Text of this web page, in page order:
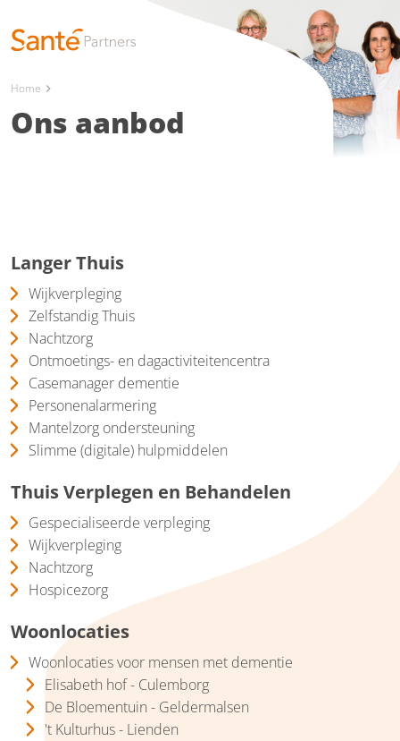
Home chevron_right
Ons aanbod
Langer Thuis
Wijkverpleging
Zelfstandig Thuis
Nachtzorg
Ontmoetings- en dagactiviteitencentra
Casemanager dementie
Personenalarmering
Mantelzorg ondersteuning
Slimme (digitale) hulpmiddelen
Thuis Verplegen en Behandelen
Gespecialiseerde verpleging
Wijkverpleging
Nachtzorg
Hospicezorg
Woonlocaties
Woonlocaties voor mensen met dementie
Elisabeth hof - Culemborg
De Bloementuin - Geldermalsen
't Kulturhus - Lienden